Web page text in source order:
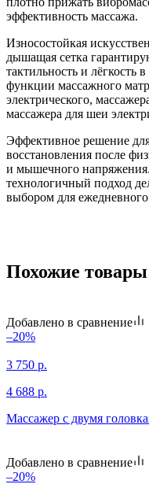
эффективность массажа.
Износостойкая
дышащая сетка
тактильность и лёгкость
функции массажного
электрического,
массажера для шеи
Эффективное решение
восстановления после
и мышечного
технологичный подход
выбором для
Похожие товары
Добавлено в сравнение
–20%
3 750 р.
4 688 р.
Массажер с двумя
Добавлено в сравнение
–20%